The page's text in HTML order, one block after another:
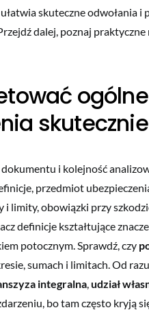
skuteczne odwołania i
dalej, poznaj
i kolejność
przedmiot
i limity, obowiązki przy
definicje kształtujące
potocznym. Sprawdź, czy
sumach i limitach. Od
integralna,udział
bo tam często kryją